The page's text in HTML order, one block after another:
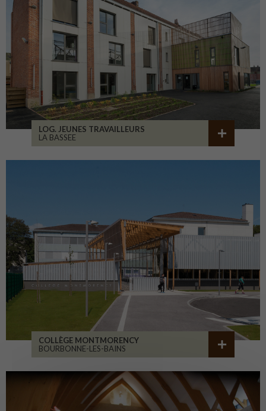
LOG. JEUNES TRAVAILLEURS
LA BASSEE
COLLÈGE MONTMORENCY
BOURBONNE-LES-BAINS